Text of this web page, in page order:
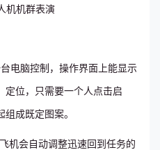
机机群表演
电脑控制，操作界面上能显示
定位，只需要一个人点击启
成既定图案。
机会自动调整迅速回到任务的